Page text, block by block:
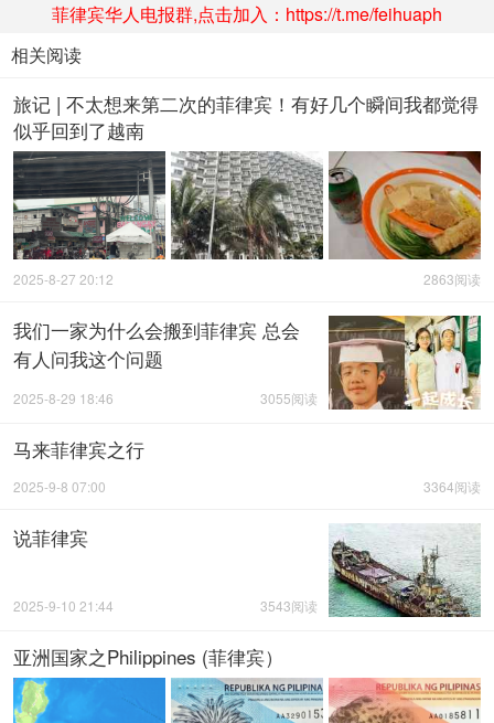
菲律宾华人电报群,点击加入：https://t.me/feihuaph
相关阅读
旅记 | 不太想来第二次的菲律宾！有好几个瞬间我都觉得
似乎回到了越南
2863阅读
2025-8-27 20:12
我们一家为什么会搬到菲律宾 总会
有人问我这个问题
3055阅读
2025-8-29 18:46
马来菲律宾之行
3364阅读
2025-9-8 07:00
说菲律宾
3543阅读
2025-9-10 21:44
亚洲国家之Philippines (菲律宾）